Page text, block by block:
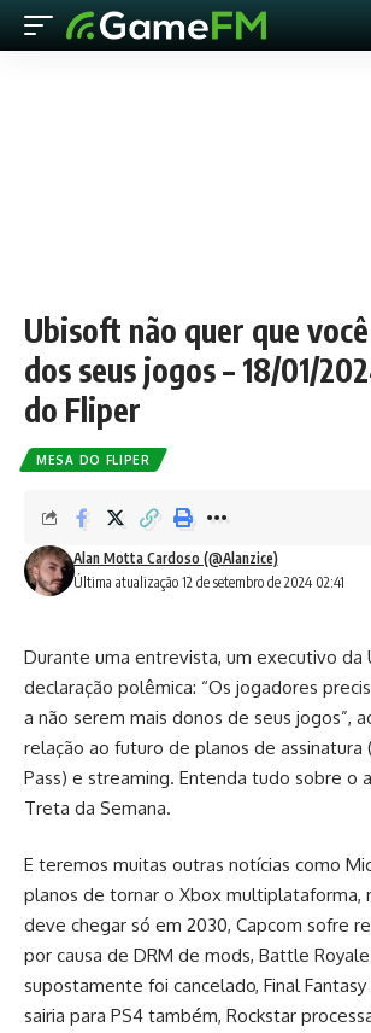
Ubisoft não quer que
dos seus jogos – 18/01/
do Fliper
MESA DO FLIPER
Última atualização 12 de setembro de 2024 02:41
Alan Motta Cardoso (@Alanzice)
Durante uma entrevista, um executivo da
declaração polêmica: “Os jogadores
a não serem mais donos de seus jogos”,
relação ao futuro de planos de assinatura
Pass) e streaming. Entenda tudo sobre o
Treta da Semana.
E teremos muitas outras notícias como
planos de tornar o Xbox multiplataforma,
deve chegar só em 2030, Capcom sofre
por causa de DRM de mods, Battle
supostamente foi cancelado, Final
sairia para PS4 também, Rockstar